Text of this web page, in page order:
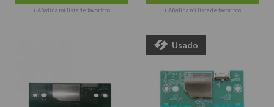
+ Añadir a mi lista de favoritos + Añadir a mi lista de favoritos
Usado